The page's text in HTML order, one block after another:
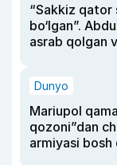
“Sakkiz qator
bo‘lgan”.
asrab qolgan
Dunyo
Mariupol
qozoni”dan
armiyasi bosh